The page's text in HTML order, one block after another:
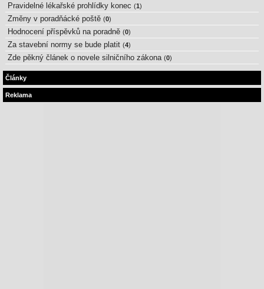
Pravidelné lékařské prohlídky konec (1)
Změny v poradňácké poště (0)
Hodnocení příspěvků na poradně (0)
Za stavební normy se bude platit (4)
Zde pěkný článek o novele silničního zákona (0)
Články
Reklama